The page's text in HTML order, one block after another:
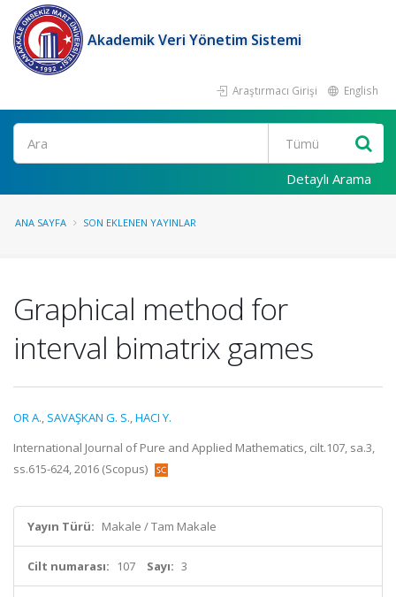
Akademik Veri Yönetim Sistemi
Araştırmacı Girişi English
Ara
Detaylı Arama
ANA SAYFA SON EKLENEN YAYINLAR
Graphical method for
interval bimatrix games
OR A., SAVAŞKAN G. S.,HACI Y.
International Journal of Pure and Applied Mathematics, cilt.107, sa.3,
ss.615-624, 2016 (Scopus)
Yayın Türü: Makale / Tam Makale
Cilt numarası: 107 Sayı: 3